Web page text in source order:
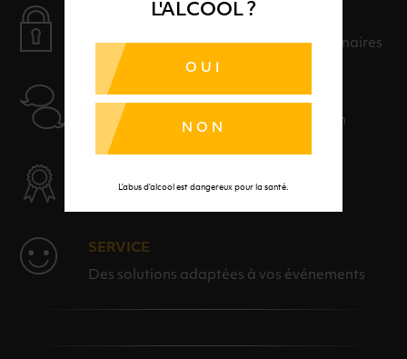
L'ALCOOL ?
OUI
NON
L’abus d’alcool est dangereux pour la santé.
PAIEMENT SÉCURISÉ
Payer en toute sérénité avec nos partenaires
AIDE
Nos conseillers sont à votre disposition
SERVICE
Des solutions adaptées à vos événements